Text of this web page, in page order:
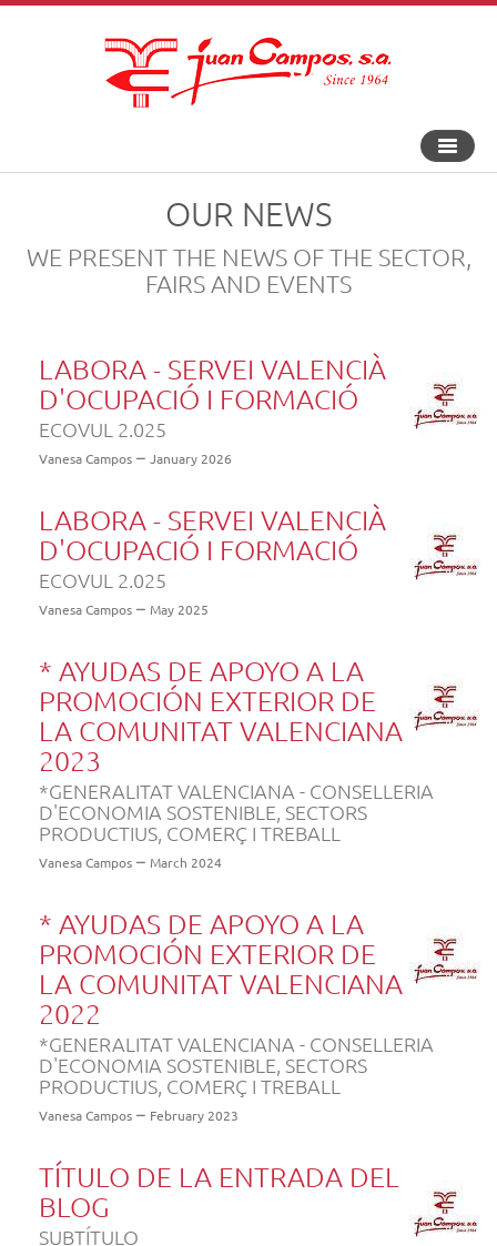
Toggle
OUR NEWS
WE PRESENT THE NEWS OF THE SECTOR,
FAIRS AND EVENTS
LABORA - SERVEI VALENCIÀ
D'OCUPACIÓ I FORMACIÓ
ECOVUL 2.025
Vanesa Campos January 2026
LABORA - SERVEI VALENCIÀ
D'OCUPACIÓ I FORMACIÓ
ECOVUL 2.025
Vanesa Campos May 2025
* AYUDAS DE APOYO A LA
PROMOCIÓN EXTERIOR DE
LA COMUNITAT VALENCIANA
2023
*GENERALITAT VALENCIANA - CONSELLERIA
D'ECONOMIA SOSTENIBLE, SECTORS
PRODUCTIUS, COMERÇ I TREBALL
Vanesa Campos March 2024
* AYUDAS DE APOYO A LA
PROMOCIÓN EXTERIOR DE
LA COMUNITAT VALENCIANA
2022
*GENERALITAT VALENCIANA - CONSELLERIA
D'ECONOMIA SOSTENIBLE, SECTORS
PRODUCTIUS, COMERÇ I TREBALL
Vanesa Campos February 2023
TÍTULO DE LA ENTRADA DEL
BLOG
SUBTÍTULO